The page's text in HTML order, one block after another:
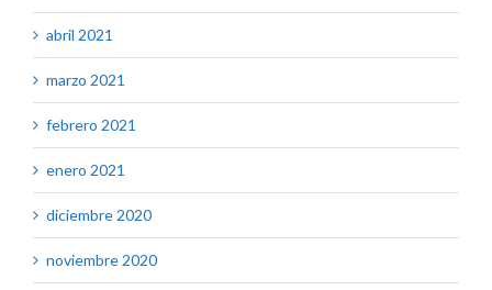
abril 2021
marzo 2021
febrero 2021
enero 2021
diciembre 2020
noviembre 2020